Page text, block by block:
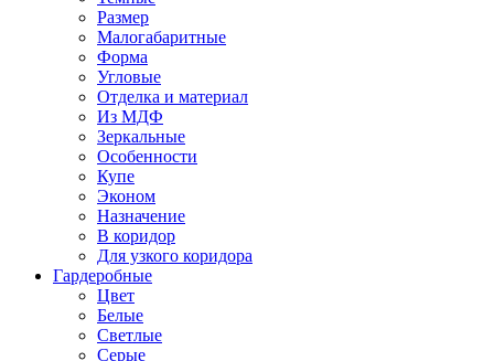
Размер
Малогабаритные
Форма
Угловые
Отделка и материал
Из МДФ
Зеркальные
Особенности
Купе
Эконом
Назначение
В коридор
Для узкого коридора
Гардеробные
Цвет
Белые
Светлые
Серые